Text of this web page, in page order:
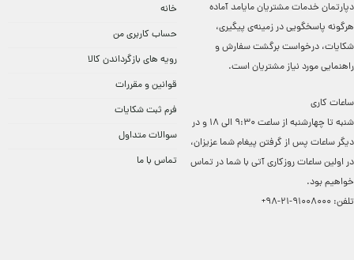
دپارتمان خدمات مشتریان مایامد آماده
هرگونه پاسخگویی در زمینه‌ی پیگیری،
شکایات، درخواست برگشت سفارش و
راهنمایی مورد نیاز مشتریان است.
ساعات کاری
شنبه تا چهارشنبه از ساعت 9:30 الی 18 و در
دیگر ساعات ‌پس از گرفتن پیغام شما عزیزان،
در اولین ساعات روزکاری آتی با شما در تماس
خواهیم بود.
تلفن: 91008000-21-98+
خانه
حساب کاربری من
رویه های بازگرداندن کالا
قوانین و مقررات
فرم ثبت شکایات
سوالات متداول
تماس با ما